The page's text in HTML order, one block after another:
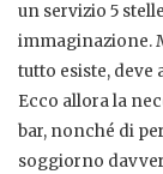
un servizio 5
immaginazione.
tutto esiste, deve
Ecco allora la
bar, nonché di
soggiorno